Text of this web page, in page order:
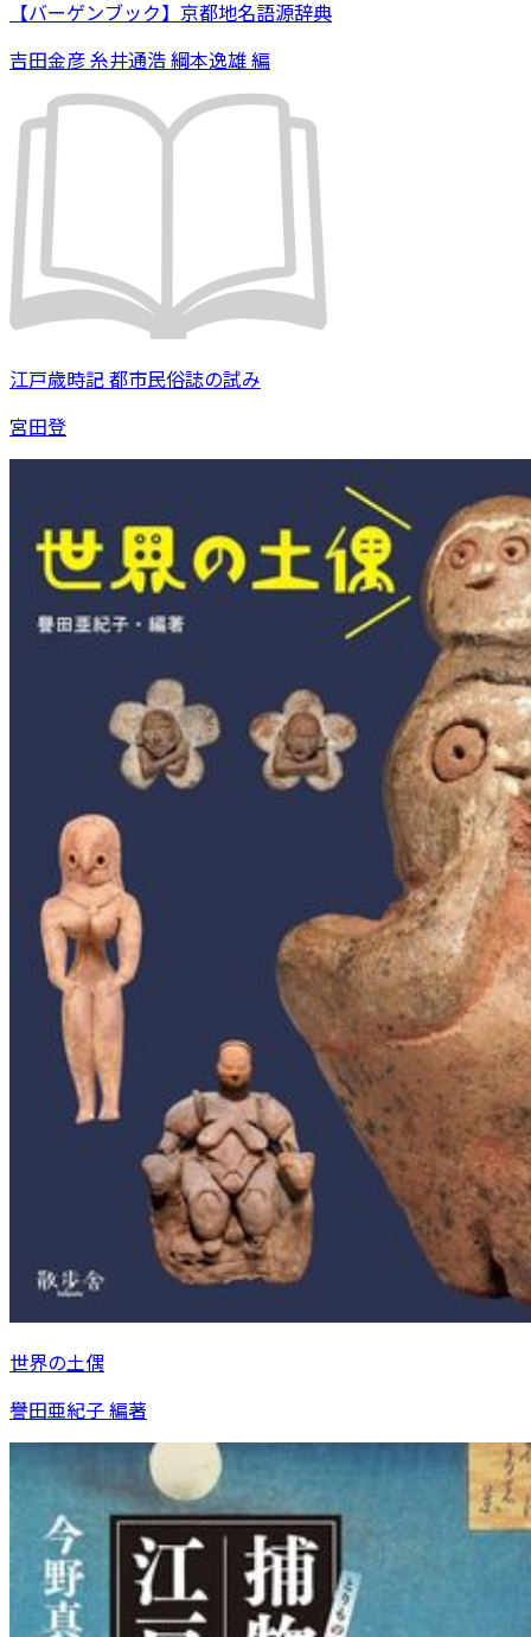
【バーゲンブック】京都地名語源辞典
吉田金彦 糸井通浩 綱本逸雄 編
江戸歳時記 都市民俗誌の試み
宮田登
世界の土偶
譽田亜紀子 編著